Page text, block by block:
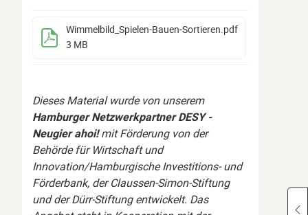
Wimmelbild_Spielen-Bauen-Sortieren .pdf
3 MB
Dieses Material wurde von unserem
Hamburger Netzwerkpartner DESY -
Neugier ahoi!mit Förderung von der
Behörde für Wirtschaft und
Innovation/Hamburgische Investitions- und
Förderbank, der Claussen-Simon-Stiftung
und der Dürr-Stiftung entwickelt. Das